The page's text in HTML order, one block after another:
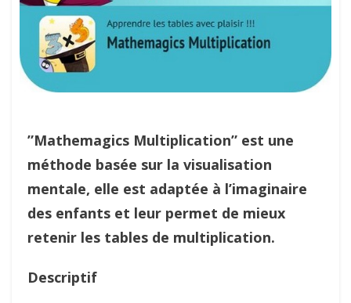
”Mathemagics Multiplication” est une
méthode basée sur la visualisation
mentale, elle est adaptée à l’imaginaire
des enfants et leur permet de mieux
retenir les tables de multiplication.
Descriptif